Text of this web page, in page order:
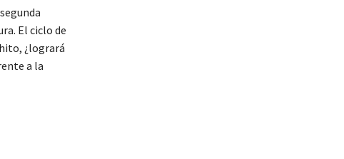
El ciclo de
¿logrará
a la